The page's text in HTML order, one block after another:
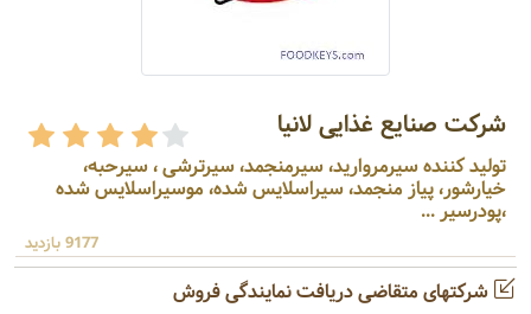
شرکت صنایع غذایی لانیا
تولید کننده سیرمروارید، سیرمنجمد، سیرترشی ، سیرحبه،
خیارشور، پیاز منجمد، سیراسلایس شده، موسیراسلایس شده
،پودرسیر ...
9177 بازدید
شرکتهای متقاضی دریافت نمایندگی فروش